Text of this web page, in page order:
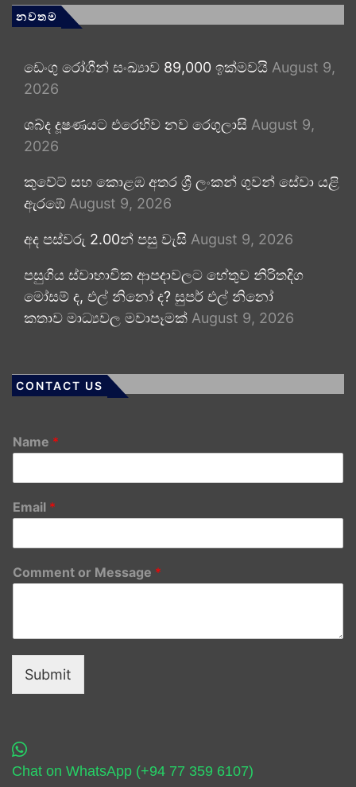
නවතම
ඩෙංගු රෝගීන් සංඛ්‍යාව 89,000 ඉක්මවයි August 9,
2026
ශබ්ද දූෂණයට එරෙහිව නව රෙගුලාසි August 9,
2026
කුවේට් සහ කොළඹ අතර ශ්‍රී ලංකන් ගුවන් සේවා යළි
ඇරඹේ August 9, 2026
අද පස්වරු 2.00න් පසු වැසි August 9, 2026
පසුගිය ස්වාභාවික ආපදාවලට හේතුව නිරිතදිග
මෝසම් ද, එල් නිනෝ ද? සුපර් එල් නිනෝ
කතාව මාධ්‍යවල මවාපෑමක් August 9, 2026
CONTACT US
Name *
Email *
Comment or Message *
Submit
Chat on WhatsApp (+94 77 359 6107)